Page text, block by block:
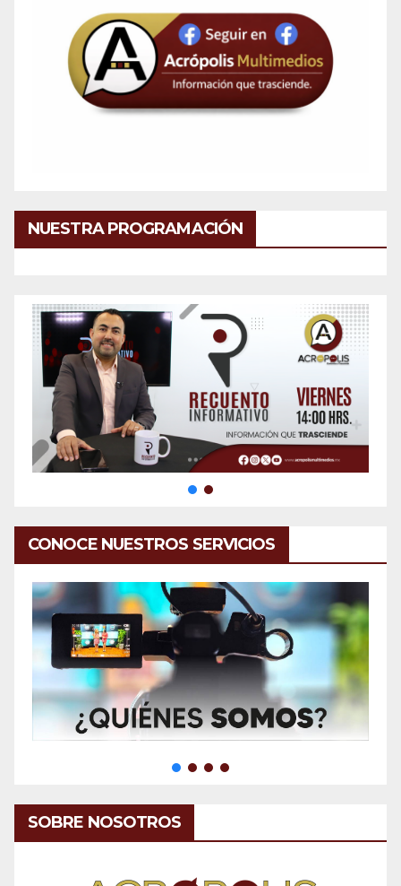
NUESTRA PROGRAMACIÓN
CONOCE NUESTROS SERVICIOS
SOBRE NOSOTROS